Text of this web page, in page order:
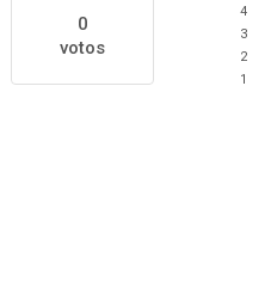
0
votos
4
3
2
1